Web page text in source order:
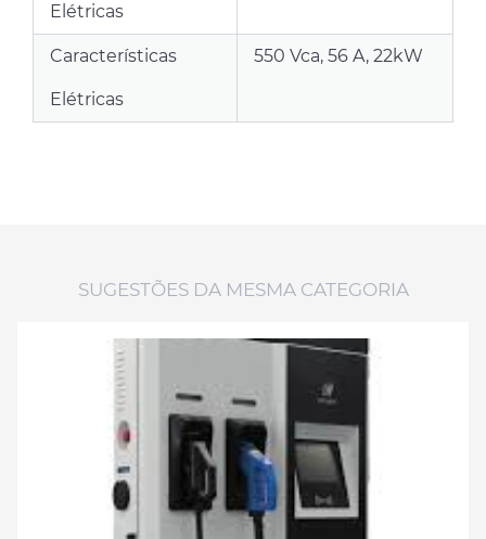
Elétricas
Características
Elétricas
550 Vca, 56 A, 22kW
SUGESTÕES DA MESMA CATEGORIA